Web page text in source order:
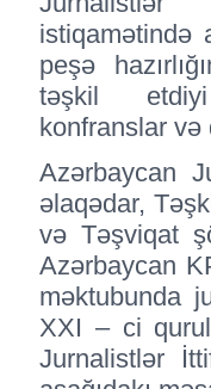
istiqamətində
peşə
təşkil
konfranslar və
Azərbaycan
əlaqədar,
və Təşviqat
Azərbaycan
məktubunda
XXI – ci
Jurnalistlər